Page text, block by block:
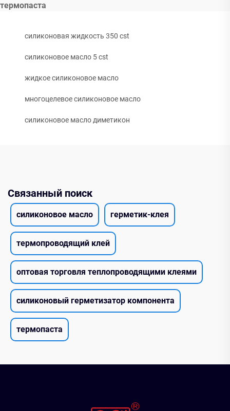
термопаста
силиконовая жидкость 350 cst
силиконовое масло 5 cst
жидкое силиконовое масло
многоцелевое силиконовое масло
силиконовое масло диметикон
Связанный поиск
силиконовое масло герметик-клея
термопроводящий клей
оптовая торговля теплопроводящими клеями
силиконовый герметизатор компонента
термопаста